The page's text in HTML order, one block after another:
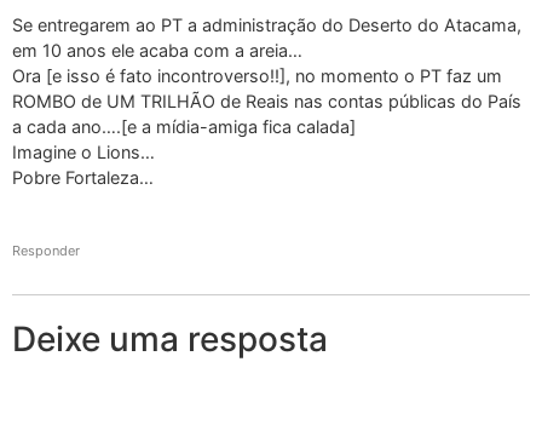
Se entregarem ao PT a administração do Deserto do Atacama,
em 10 anos ele acaba com a areia…
Ora [e isso é fato incontroverso!!], no momento o PT faz um
ROMBO de UM TRILHÃO de Reais nas contas públicas do País
a cada ano….[e a mídia-amiga fica calada]
Imagine o Lions…
Pobre Fortaleza…
Responder
Deixe uma resposta